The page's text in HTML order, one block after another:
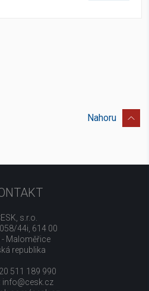
Nahoru
s.r.o.
44i, 614 00
- Maloměřice
republika
511 189 990
info@cesk.cz